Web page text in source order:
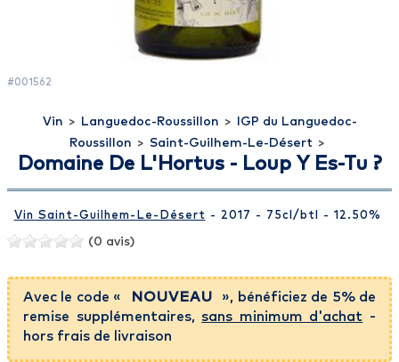
#001562
Vin > Languedoc-Roussillon >
IGP du Languedoc-
Roussillon > Saint-Guilhem-Le-Désert >
Domaine De L'Hortus - Loup Y Es-Tu ?
Vin Saint-Guilhem-Le-Désert - 2017 - 75cl /btl - 12.50%
(0 avis)
Avec le code « NOUVEAU
», bénéficiez de 5% de
remise supplémentaires,sans minimum d'achat -
hors frais de livraison